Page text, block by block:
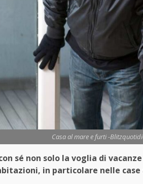
Casa al mare e furti -
sé non solo la voglia di
in particolare nelle case